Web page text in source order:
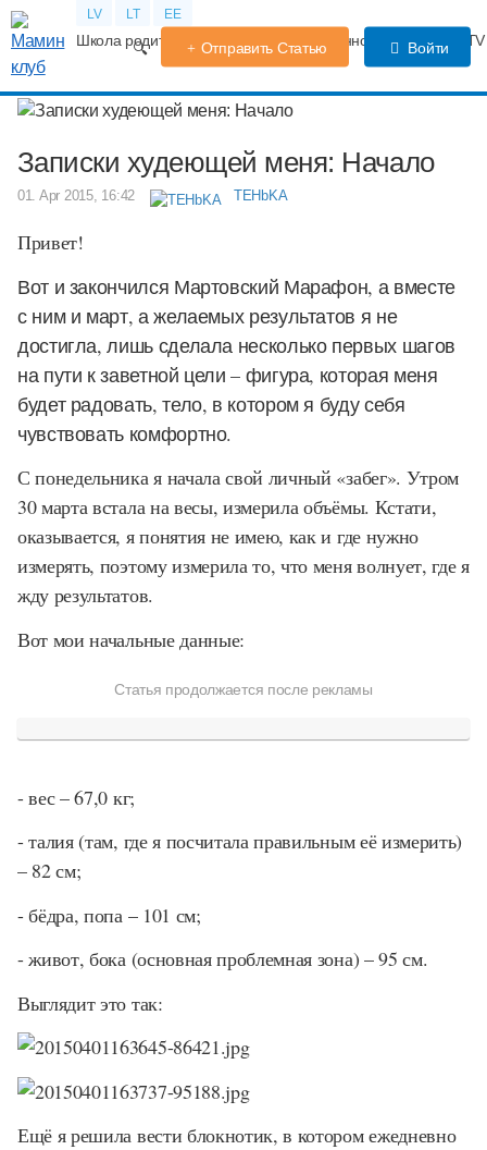
LV LT EE
Школа родителей Календарь беременности Форум
Отправить Статью Войти
Записки худеющей меня: Начало
01. Apr 2015, 16:42 TEHbKA
Привет!
Вот и закончился Мартовский Марафон, а вместе
с ним и март, а желаемых результатов я не
достигла, лишь сделала несколько первых шагов
на пути к заветной цели – фигура, которая меня
будет радовать, тело, в котором я буду себя
чувствовать комфортно.
С понедельника я начала свой личный «забег». Утром
30 марта встала на весы, измерила объёмы. Кстати,
оказывается, я понятия не имею, как и где нужно
измерять, поэтому измерила то, что меня волнует, где я
жду результатов.
Вот мои начальные данные:
Статья продолжается после рекламы
- вес – 67,0 кг;
- талия (там, где я посчитала правильным её измерить)
– 82 см;
- бёдра, попа – 101 см;
- живот, бока (основная проблемная зона) – 95 см.
Выглядит это так:
Ещё я решила вести блокнотик, в котором ежедневно